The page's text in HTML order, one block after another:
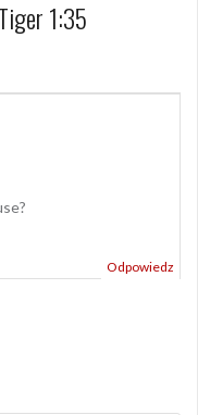
1:35
Odpowiedz